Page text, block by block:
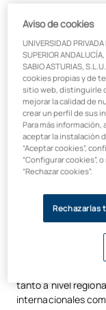
El uso de la
escolar como el
violencia de
prepara para
mirada preventiva
Coordinador de
realidad y
Mediante una
trabajo
un contexto
escolar y los
tanto a nivel
internacionales
Aviso de cookies
UNIVERSIDAD
SUPERIOR
SABIO ASTURIAS,
cookies propias y de
sitio web, distinguirle
mejorar la calidad de
crear un perfil de sus
Para más información,
aceptar la instalación
“Aceptar cookies”,
“Configurar cookies”,
“Rechazar cookies”.
Rechazarlas